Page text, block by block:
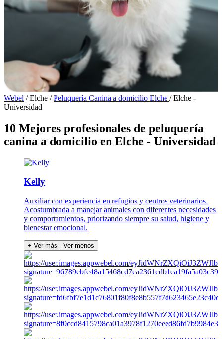
Webel / Elche / Peluquería Canina a domicilio Elche / Elche -
Universidad
10 Mejores profesionales de peluquería
canina a domicilio en Elche - Universidad
Kelly
Auxiliar con experiencia en refugios y centros veterinarios.
Acostumbrada a manejar animales con diferentes necesidades
y comportamientos, priorizando siempre su salud, higiene y
bienestar emocional.
+ Ver más - Ver menos